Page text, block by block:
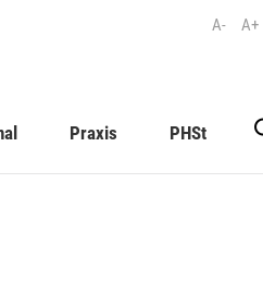
A- A+
Praxis PHSt